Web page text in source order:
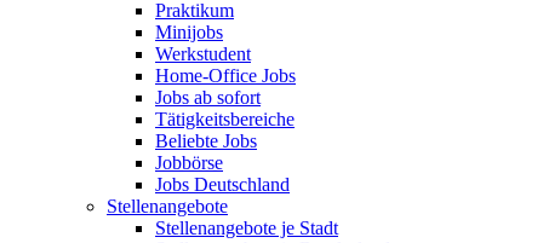
Praktikum
Minijobs
Werkstudent
Home-Office Jobs
Jobs ab sofort
Tätigkeitsbereiche
Beliebte Jobs
Jobbörse
Jobs Deutschland
Stellenangebote
Stellenangebote je Stadt